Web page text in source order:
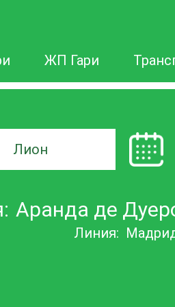
ЖП Гари
Аранда де
Линия: